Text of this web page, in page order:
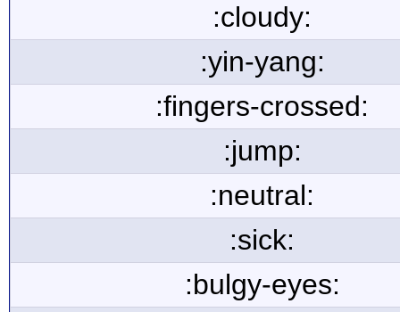
:cloudy:
:yin-yang:
:fingers-crossed:
:jump:
:neutral:
:sick:
:bulgy-eyes: